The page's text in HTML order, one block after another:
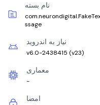
نام بسته
ssage
نیاز به اندروید
v6.0-2438415 (v23)
معماری
-
امضا